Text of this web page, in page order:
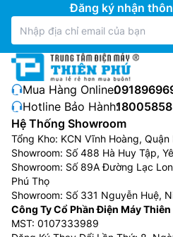
Đăng ký nhận
Mua Hàng Online:
Hotline Bảo Hành:
Hệ Thống Showroom
Tổng Kho: KCN Vĩnh Hoàng,
Showroom: Số 488 Hà Huy Tập,
Showroom: Số 89A Đường Lạc
Phú Thọ
Showroom: Số 331 Nguyễn Huệ,
Công Ty Cổ Phần Điện Máy Thiên
MST: 0107333989